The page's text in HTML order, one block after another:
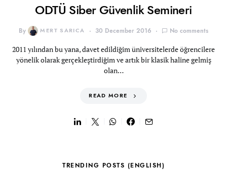
ODTÜ Siber Güvenlik Semineri
By MERT SARICA 30 December 2016 No comments
2011 yılından bu yana, davet edildiğim üniversitelerde öğrencilere
yönelik olarak gerçekleştirdiğim ve artık bir klasik haline gelmiş
olan…
READ MORE
TRENDING POSTS (ENGLISH)